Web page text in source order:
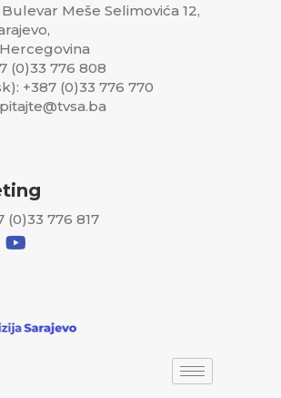
Meše Selimovića 12,
(0)33 776 808
+387 (0)33 776 770
(0)33 776 817